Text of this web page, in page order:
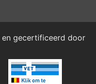
gecertificeerd door